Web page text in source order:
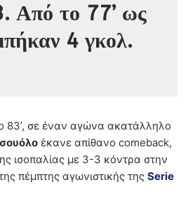
Από το 77’ ως
4 γκολ.
83’, σε έναν αγώνα ακατάλληλο
έκανε απίθανο comeback,
ισοπαλίας με 3-3 κόντρα στην
πέμπτης αγωνιστικής της Serie